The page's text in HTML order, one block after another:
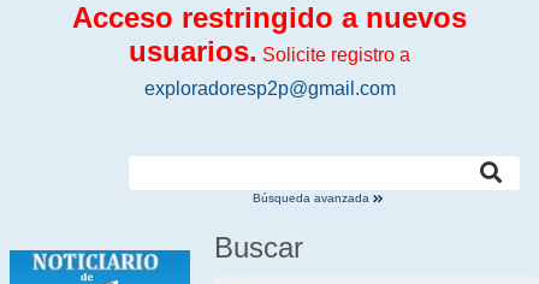
Acceso restringido a nuevos
usuarios. Solicite registro a
exploradoresp2p@gmail.com
Búsqueda avanzada
Buscar